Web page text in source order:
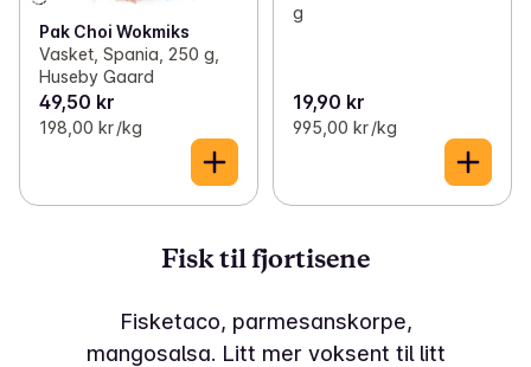
Pak Choi Wokmiks
Vasket, Spania, 250 g,
Huseby Gaard
49,50 kr
198,00 kr /kg
g
19,90 kr
995,00 kr /kg
Fisk til fjortisene
Fisketaco, parmesanskorpe,
mangosalsa. Litt mer voksent til litt